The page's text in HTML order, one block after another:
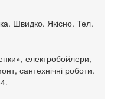
Швидко. Якісно. Тел.
електробойлери,
сантехнічні роботи.